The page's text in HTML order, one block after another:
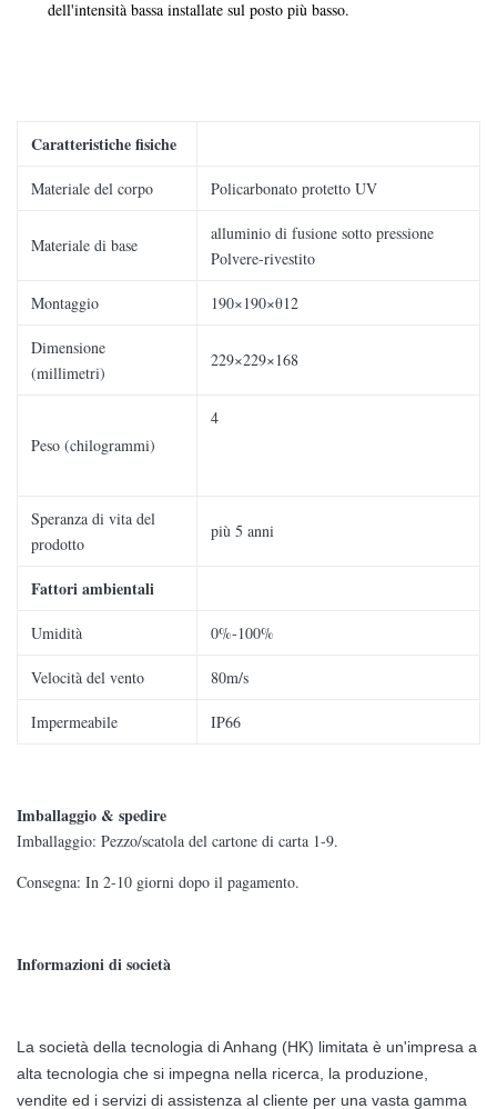
dell'intensità bassa installate sul posto più basso.
Caratteristiche fisiche
Materiale del corpo Policarbonato protetto UV
Materiale di base
alluminio di fusione sotto pressione
Polvere-rivestito
Montaggio 190×190×θ12
Dimensione
(millimetri)
229×229×168
Peso (chilogrammi)
4
Speranza di vita del
prodotto
più 5 anni
Fattori ambientali
Umidità 0%-100%
Velocità del vento 80m/s
Impermeabile IP66
Imballaggio & spedire
Imballaggio: Pezzo/scatola del cartone di carta 1-9.
Consegna: In 2-10 giorni dopo il pagamento.
Informazioni di società
La società della tecnologia di Anhang (HK) limitata è un'impresa a
alta tecnologia che si impegna nella ricerca, la produzione,
vendite ed i servizi di assistenza al cliente per una vasta gamma